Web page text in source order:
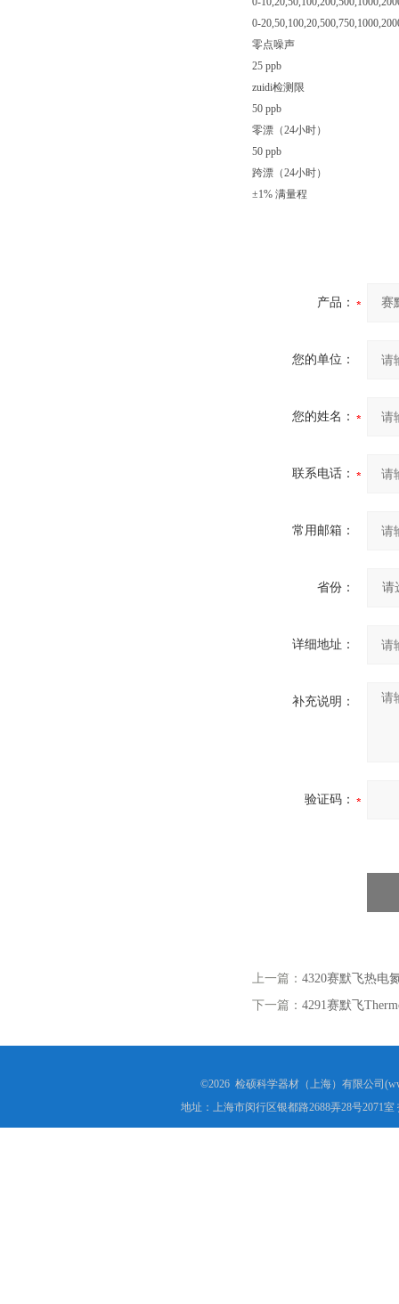
0-
零点噪声
25 ppb
zuidi检测限
50 ppb
零漂（24小时）
50 ppb
跨漂（24小时）
±1% 满量程
产品：
您的单位：
您的姓名：
联系电话：
常用邮箱：
省份：
详细地址：
补充说明：
验证码：
上一篇： 4320赛默飞热电
下一篇： 4291赛默飞
©2026 检硕科学器材（上海）有限公司
地址：上海市闵行区银都路2688弄28号2071室